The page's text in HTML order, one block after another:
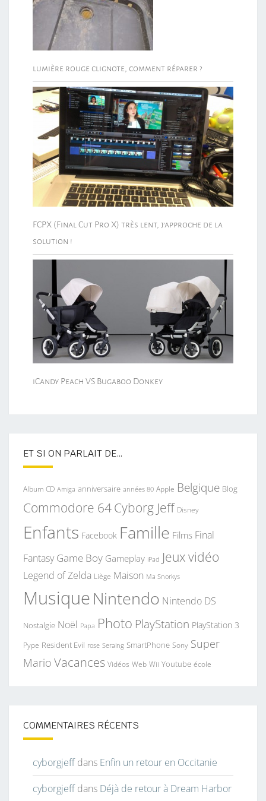
lumière rouge clignote, comment réparer ?
FCPX (Final Cut Pro X) très lent, j’approche de la
solution !
iCandy Peach VS Bugaboo Donkey
ET SI ON PARLAIT DE…
Album CD Amiga anniversaire années 80 Apple Belgique Blog
Commodore 64Cyborg Jeff Disney
Enfants Facebook Famille Films Final
Fantasy Game Boy Gameplay iPad Jeux vidéo
Legend of Zelda Liège Maison Ma Snorkys
MusiqueNintendo Nintendo DS
Nostalgie Noël Papa Photo PlayStation PlayStation 3
Pype Resident Evil rose Seraing SmartPhone Sony Super
Mario Vacances Vidéos Web Wii Youtube école
COMMENTAIRES RÉCENTS
cyborgjeffdans Enfin un retour en Occitanie
cyborgjeffdans Déjà de retour à Dream Harbor